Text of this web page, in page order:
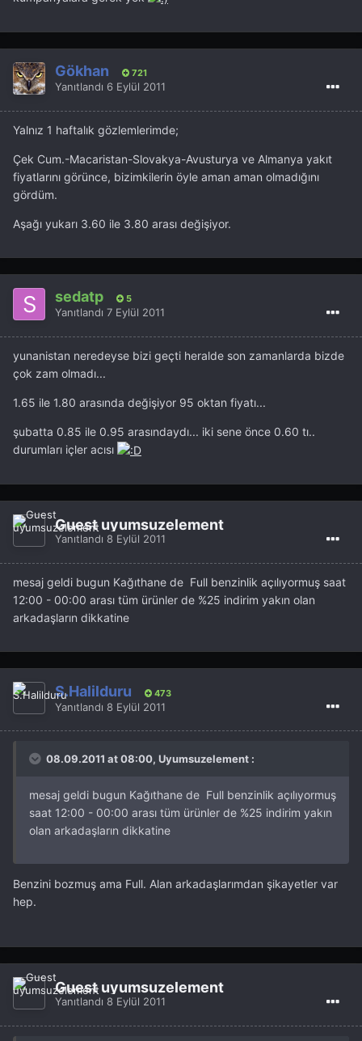
Gökhan 721
Yanıtlandı 6 Eylül 2011
Yalnız 1 haftalık gözlemlerimde;
Çek Cum.-Macaristan-Slovakya-Avusturya ve Almanya yakıt
fiyatlarını görünce, bizimkilerin öyle aman aman olmadığını
gördüm.
Aşağı yukarı 3.60 ile 3.80 arası değişiyor.
sedatp 5
Yanıtlandı 7 Eylül 2011
yunanistan neredeyse bizi geçti heralde son zamanlarda bizde
çok zam olmadı...
1.65 ile 1.80 arasında değişiyor 95 oktan fiyatı...
şubatta 0.85 ile 0.95 arasındaydı... iki sene önce 0.60 tı..
durumları içler acısı
Guest uyumsuzelement
Yanıtlandı 8 Eylül 2011
mesaj geldi bugun Kağıthane de Full benzinlik açılıyormuş saat
12:00 - 00:00 arası tüm ürünler de %25 indirim yakın olan
arkadaşların dikkatine
S.Halilduru 473
Yanıtlandı 8 Eylül 2011
08.09.2011 at 08:00, Uyumsuzelement :
mesaj geldi bugun Kağıthane de Full benzinlik açılıyormuş
saat 12:00 - 00:00 arası tüm ürünler de %25 indirim yakın
olan arkadaşların dikkatine
Benzini bozmuş ama Full. Alan arkadaşlarımdan şikayetler var
hep.
Guest uyumsuzelement
Yanıtlandı 8 Eylül 2011